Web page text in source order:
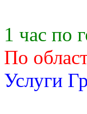
1 час по
По
Услуги